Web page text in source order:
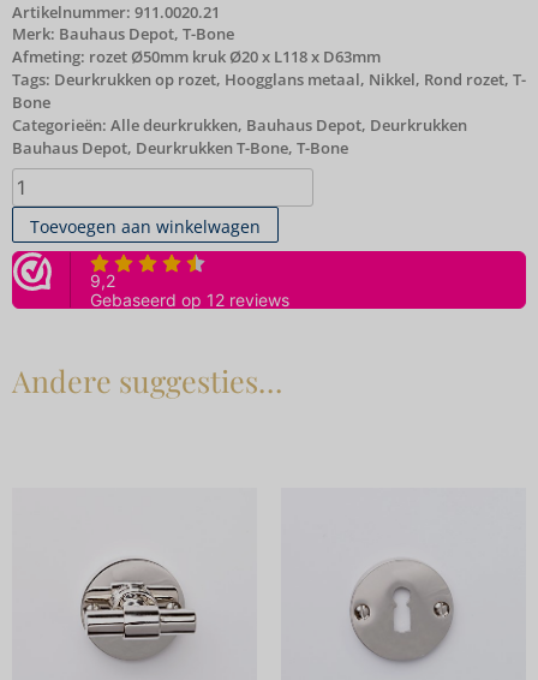
Artikelnummer: 911.0020.21
Merk: Bauhaus Depot, T-Bone
Afmeting: rozet Ø50mm kruk Ø20 x L118 x D63mm
Tags: Deurkrukken op rozet, Hoogglans metaal, Nikkel, Rond rozet, T-
Bone
Categorieën: Alle deurkrukken, Bauhaus Depot, Deurkrukken
Bauhaus Depot, Deurkrukken T-Bone, T-Bone
Toevoegen aan winkelwagen
Andere suggesties…